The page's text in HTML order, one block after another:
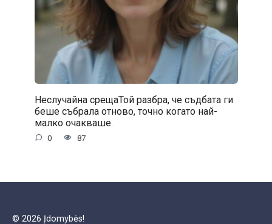
Неслучайна срещаТой разбра, че съдбата ги
беше събрала отново, точно когато най-
малко очакваше.
0 87
© 2026 Įdomybės!